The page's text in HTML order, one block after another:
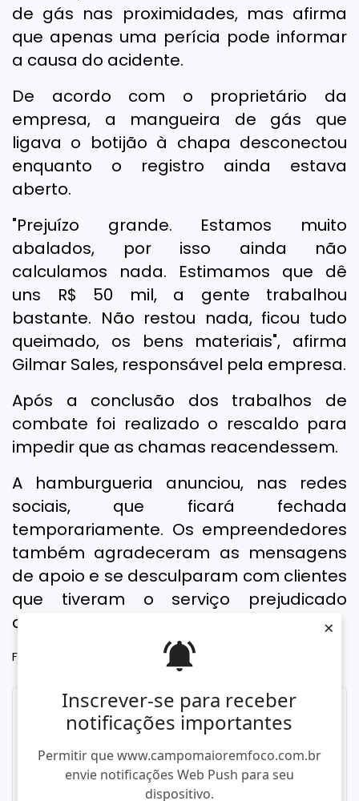
Inscrever-se para receber
notificações importantes
Permitir que www.campomaioremfoco.com.br
envie notificações Web Push para seu
dispositivo.
×
de gás nas proximidades, mas afirma
que apenas uma perícia pode informar
a causa do acidente.
De acordo com o proprietário da
empresa, a mangueira de gás que
ligava o botijão à chapa desconectou
enquanto o registro ainda estava
aberto.
"Prejuízo grande. Estamos muito
abalados, por isso ainda não
calculamos nada. Estimamos que dê
uns R$ 50 mil, a gente trabalhou
bastante. Não restou nada, ficou tudo
queimado, os bens materiais", afirma
Gilmar Sales, responsável pela empresa.
Após a conclusão dos trabalhos de
combate foi realizado o rescaldo para
impedir que as chamas reacendessem.
A hamburgueria anunciou, nas redes
sociais, que ficará fechada
temporariamente. Os empreendedores
também agradeceram as mensagens
de apoio e se desculparam com clientes
que tiveram o serviço prejudicado
devido ao incêndio.
Fonte: G1